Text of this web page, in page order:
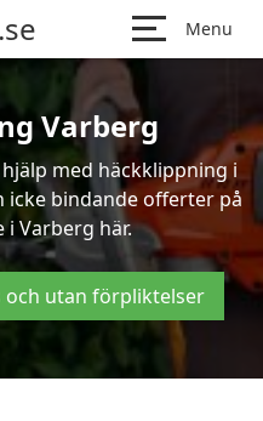
Menu
Varberg
med häckklippning i
icke bindande offerter på
Varberg här.
och utan förpliktelser